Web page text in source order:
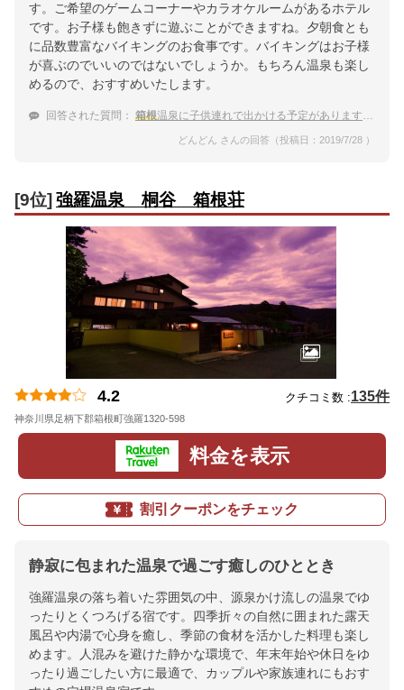
す。ご希望のゲームコーナーやカラオケルームがあるホテル
です。お子様も飽きずに遊ぶことができますね。夕朝食とも
に品数豊富なバイキングのお食事です。バイキングはお子様
が喜ぶのでいいのではないでしょうか。もちろん温泉も楽し
めるので、おすすめいたします。
回答された質問： 箱根温泉に子供連れで出かける予定があります。子供連れでも楽しめるゲームコーナーなどの施設が充実している宿はありますか？
どんどん さんの回答（投稿日：2019/7/28 ）
[9位] 強羅温泉 桐谷 箱根荘
4.2 クチコミ数 :135件
神奈川県足柄下郡箱根町強羅1320-598
料金を表示
割引クーポンをチェック
静寂に包まれた温泉で過ごす癒しのひととき
強羅温泉の落ち着いた雰囲気の中、源泉かけ流しの温泉でゆ
ったりとくつろげる宿です。四季折々の自然に囲まれた露天
風呂や内湯で心身を癒し、季節の食材を活かした料理も楽し
めます。人混みを避けた静かな環境で、年末年始や休日をゆ
ったり過ごしたい方に最適で、カップルや家族連れにもおす